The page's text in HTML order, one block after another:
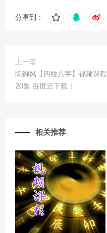
分享到：
上一篇
陈御风【四柱八字】视频课程
20集 百度云下载！
相关推荐